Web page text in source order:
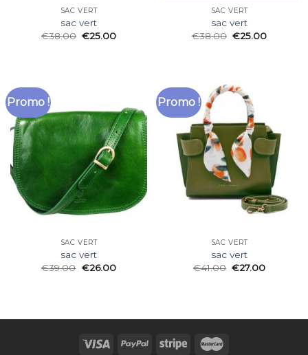
SAC VERT
sac vert
€38.00 €25.00
SAC VERT
sac vert
€38.00 €25.00
Promo !
SAC VERT
sac vert
€39.00 €26.00
Promo !
SAC VERT
sac vert
€41.00 €27.00